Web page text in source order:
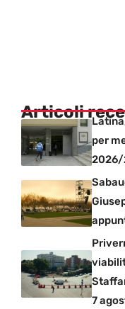
Articoli
per
2026/
7